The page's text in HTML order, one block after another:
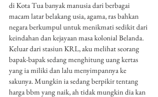
di Kota Tua banyak manusia dari berbagai
macam latar belakang usia, agama, ras bahkan
negara berkumpul untuk menikmati sedikit dari
keindahan dan kejayaan masa kolonial Belanda.
Keluar dari stasiun KRL, aku melihat seorang
bapak-bapak sedang menghitung uang kertas
yang ia miliki dan lalu menyimpannya ke
sakunya. Mungkin ia sedang berpikir tentang
harga bbm yang naik, ah tidak mungkin dia kan